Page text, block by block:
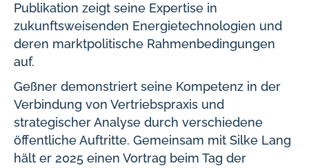
Publikation zeigt seine Expertise in
zukunftsweisenden Energietechnologien und
deren marktpolitische Rahmenbedingungen
auf.
Geßner demonstriert seine Kompetenz in der
Verbindung von Vertriebspraxis und
strategischer Analyse durch verschiedene
öffentliche Auftritte. Gemeinsam mit Silke Lang
hält er 2025 einen Vortrag beim Tag der